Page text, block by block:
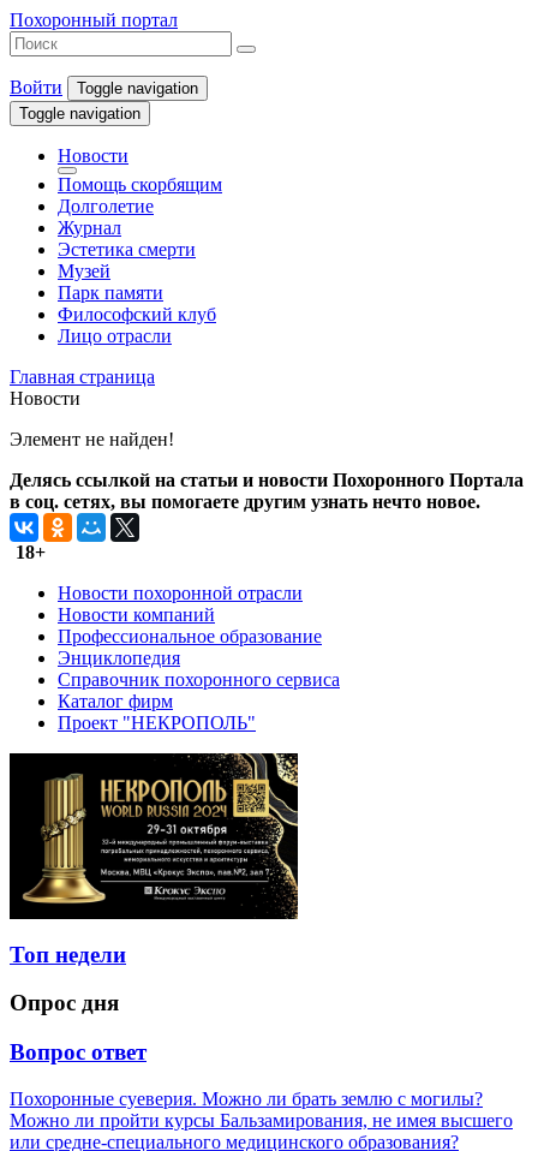
Похоронный портал
Войти
Toggle navigation
Toggle navigation
Новости
Помощь скорбящим
Долголетие
Журнал
Эстетика смерти
Музей
Парк памяти
Философский клуб
Лицо отрасли
Главная страница
Новости
Элемент не найден!
Делясь ссылкой на статьи и новости Похоронного Портала
в соц. сетях, вы помогаете другим узнать нечто новое.
18+
Новости похоронной отрасли
Новости компаний
Профессиональное образование
Энциклопедия
Справочник похоронного сервиса
Каталог фирм
Проект "НЕКРОПОЛЬ"
Топ недели
Опрос дня
Вопрос ответ
Похоронные суеверия. Можно ли брать землю с могилы?
Можно ли пройти курсы Бальзамирования, не имея высшего
или средне-специального медицинского образования?